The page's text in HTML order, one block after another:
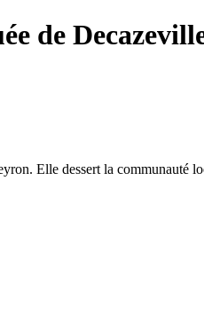
de
Elle dessert la communauté